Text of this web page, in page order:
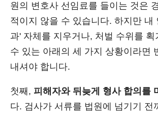
원의 변호사 선임료를 들이는 것은
적이지 않을 수 있습니다. 하지만 내
과' 자체를 지우거나, 처벌 수위를 획
수 있는 아래의 세 가지 상황이라면
내셔야 합니다.
첫째, 피해자와 뒤늦게 형사 합의를
다. 검사가 서류를 법원에 넘기기 전